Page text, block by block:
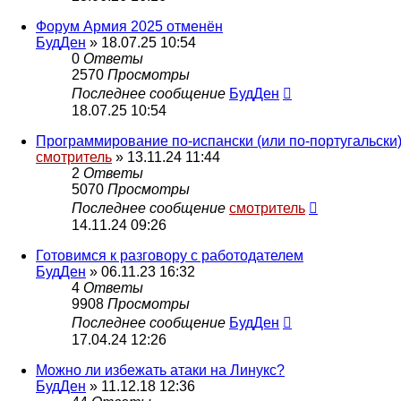
Форум Армия 2025 отменён
БудДен » 18.07.25 10:54
0 Ответы
2570 Просмотры
Последнее сообщение БудДен
18.07.25 10:54
Программирование по-испански (или по-
смотритель » 13.11.24 11:44
2 Ответы
5070 Просмотры
Последнее сообщение смотритель
14.11.24 09:26
Готовимся к разговору с работодателем
БудДен » 06.11.23 16:32
4 Ответы
9908 Просмотры
Последнее сообщение БудДен
17.04.24 12:26
Можно ли избежать атаки на Линукс?
БудДен » 11.12.18 12:36